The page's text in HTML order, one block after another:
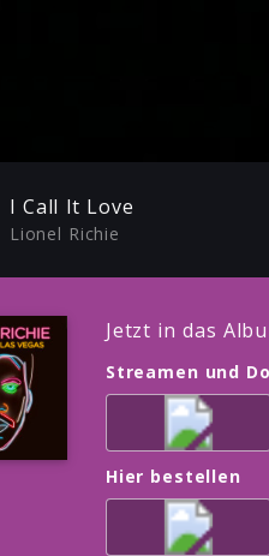
I Call It Love
Lionel Richie
Jetzt in das
Streamen und
Hier bestellen